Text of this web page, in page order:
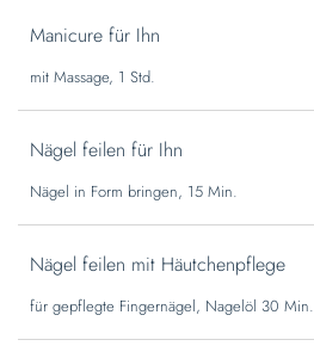
Manicure für Ihn
mit Massage, 1 Std.
Nägel feilen für Ihn
Nägel in Form bringen, 15 Min.
Nägel feilen mit Häutchenpflege
für gepflegte Fingernägel, Nagelöl 30 Min.